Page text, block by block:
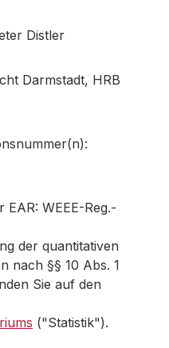
Distler
Darmstadt, HRB
WEEE-Reg.-
der quantitativen
nach §§ 10 Abs. 1
Sie auf den
("Statistik").